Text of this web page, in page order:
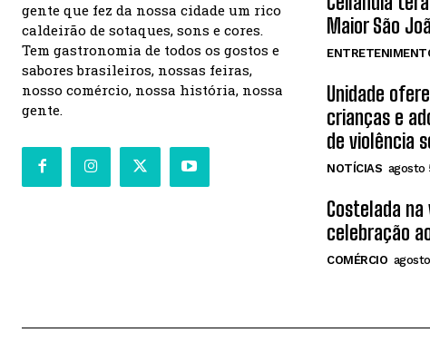
gente que fez da nossa cidade um rico
caldeirão de sotaques, sons e cores.
Tem gastronomia de todos os gostos e
sabores brasileiros, nossas feiras,
nosso comércio, nossa história, nossa
gente.
Maior São
Unidade
crianças e
de violência
NOTÍCIAS agosto
Costelada
celebração
COMÉRCIO